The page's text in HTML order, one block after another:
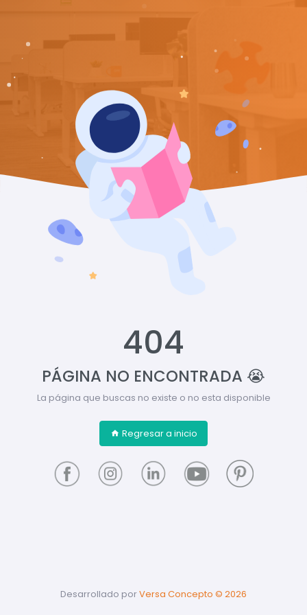
404
PÁGINA NO ENCONTRADA 😭
La página que buscas no existe o no esta disponible
Regresar a inicio
Desarrollado porVersa Concepto © 2026